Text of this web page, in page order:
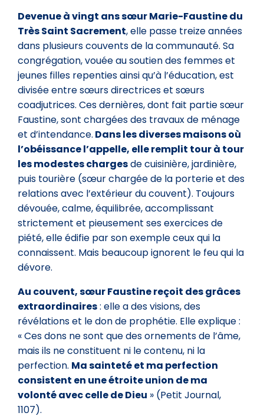
Devenue à vingt ans sœur Marie-Faustine du
Très Saint Sacrement, elle passe treize années
dans plusieurs couvents de la communauté. Sa
congrégation, vouée au soutien des femmes et
jeunes filles repenties ainsi qu’à l’éducation, est
divisée entre sœurs directrices et sœurs
coadjutrices. Ces dernières, dont fait partie sœur
Faustine, sont chargées des travaux de ménage
et d’intendance. Dans les diverses maisons où
l’obéissance l’appelle, elle remplit tour à tour
les modestes chargesde cuisinière, jardinière,
puis tourière (sœur chargée de la porterie et des
relations avec l’extérieur du couvent). Toujours
dévouée, calme, équilibrée, accomplissant
strictement et pieusement ses exercices de
piété, elle édifie par son exemple ceux qui la
connaissent. Mais beaucoup ignorent le feu qui la
dévore.
Au couvent, sœur Faustine reçoit des grâces
extraordinaires: elle a des visions, des
révélations et le don de prophétie. Elle explique :
« Ces dons ne sont que des ornements de l’âme,
mais ils ne constituent ni le contenu, ni la
perfection. Ma sainteté et ma perfection
consistent en une étroite union de ma
volonté avec celle de Dieu » (Petit Journal,
1107).